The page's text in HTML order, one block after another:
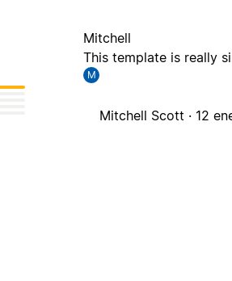
Mitchell
This template is really
M
Mitchell Scott · 12